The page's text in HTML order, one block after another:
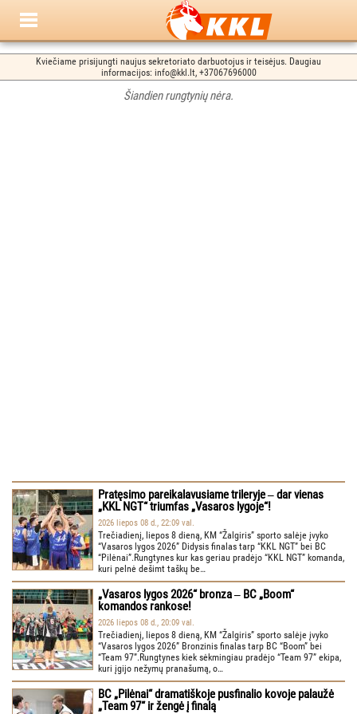
Kviečiame prisijungti naujus sekretoriato darbuotojus ir teisėjus. Daugiau
informacijos: info@kkl.lt, +37067696000
Šiandien rungtynių nėra.
Pratęsimo pareikalavusiame trileryje ‒ dar vienas
„KKL NGT“ triumfas „Vasaros lygoje“!
2026 liepos 08 d., 22:09 val.
Trečiadienį, liepos 8 dieną, KM “Žalgiris” sporto salėje įvyko
“Vasaros lygos 2026” Didysis finalas tarp “KKL NGT” bei BC
“Pilėnai”.Rungtynes kur kas geriau pradėjo “KKL NGT” komanda,
kuri pelnė dešimt taškų be…
„Vasaros lygos 2026“ bronza ‒ BC „Boom“
komandos rankose!
2026 liepos 08 d., 20:09 val.
Trečiadienį, liepos 8 dieną, KM “Žalgiris” sporto salėje įvyko
“Vasaros lygos 2026” Bronzinis finalas tarp BC “Boom” bei
“Team 97”.Rungtynes kiek sėkmingiau pradėjo “Team 97” ekipa,
kuri įgijo nežymų pranašumą, o…
BC „Pilėnai“ dramatiškoje pusfinalio kovoje palaužė
„Team 97“ ir žengė į finalą